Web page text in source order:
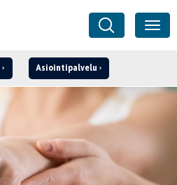
Asiointipalvelu
Kirjaudu ›